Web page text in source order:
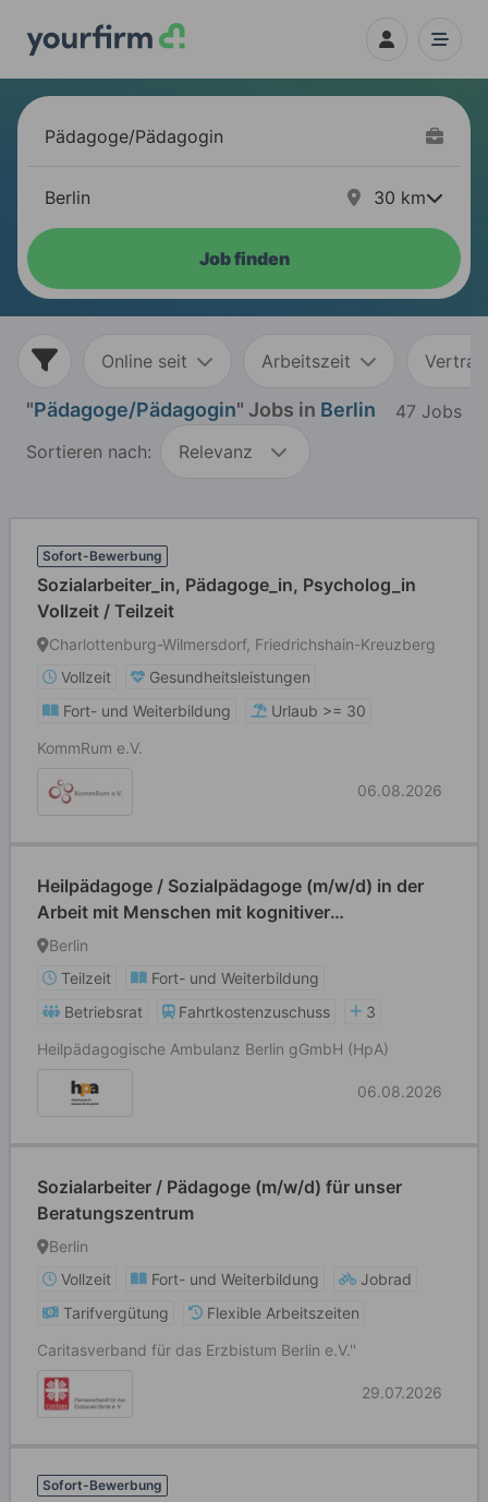
30 km
Job finden
Online seit Arbeitszeit
"Pädagoge/Pädagogin" Jobs in Berlin
47 Jobs
Sortieren nach:
Relevanz
Sofort-Bewerbung
Sozialarbeiter_in, Pädagoge_in, Psycholog_in
Vollzeit / Teilzeit
Charlottenburg-Wilmersdorf, Friedrichshain-Kreuzberg
Vollzeit
Gesundheitsleistungen
Fort- und Weiterbildung
Urlaub >= 30
KommRum e.V.
06.08.2026
Heilpädagoge / Sozialpädagoge (m/w/d) in der
Arbeit mit Menschen mit kognitiver
Beeinträchtigung
Berlin
Teilzeit
Fort- und Weiterbildung
Betriebsrat
Fahrtkostenzuschuss
3
Heilpädagogische Ambulanz Berlin gGmbH (HpA)
06.08.2026
Sozialarbeiter / Pädagoge (m/w/d) für unser
Beratungszentrum
Berlin
Vollzeit
Fort- und Weiterbildung
Jobrad
Tarifvergütung
Flexible Arbeitszeiten
Caritasverband für das Erzbistum Berlin e.V.''
29.07.2026
Sofort-Bewerbung